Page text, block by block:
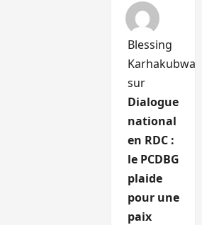
Blessing
Karhakubwa
sur
Dialogue
national
en RDC :
le PCDBG
plaide
pour une
paix